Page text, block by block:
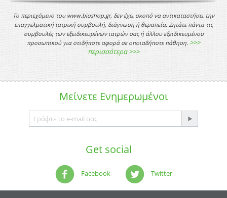
Το περιεχόμενο του www.bioshop.gr, δεν έχει σκοπό να αντικαταστήσει την
επαγγελματική ιατρική συμβουλή, διάγνωση ή θεραπεία. Ζητάτε πάντα τις
συμβουλές των εξειδικευμένων ιατρών σας ή άλλου εξειδικευμένου
προσωπικού για οτιδήποτε αφορά σε οποιαδήποτε πάθηση. >>>
περισσότερα >>>
Μείνετε Ενημερωμένοι
Get social
Facebook Twitter